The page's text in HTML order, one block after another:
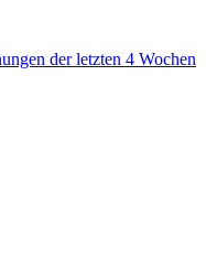
der letzten 4 Wochen